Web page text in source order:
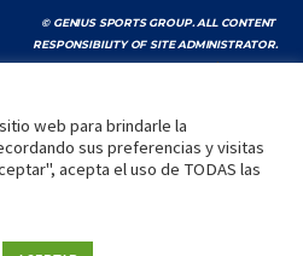
© GENIUS SPORTS GROUP. ALL CONTENT
RESPONSIBILITY OF SITE ADMINISTRATOR.
YOUTUBE TERMS OF SERVICE|GOOGLE
MEDIA CONTACTO
web para brindarle la
sus preferencias y visitas
acepta el uso de TODAS las